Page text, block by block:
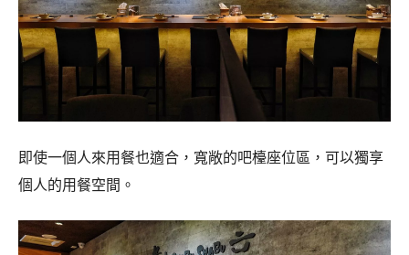
即使一個人來用餐也適合，寬敞的吧檯座位區，可以獨享
個人的用餐空間。